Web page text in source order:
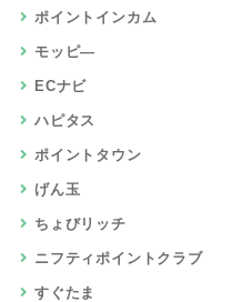
ポイントインカム
モッピ―
ECナビ
ハピタス
ポイントタウン
げん玉
ちょびリッチ
ニフティポイントクラブ
すぐたま